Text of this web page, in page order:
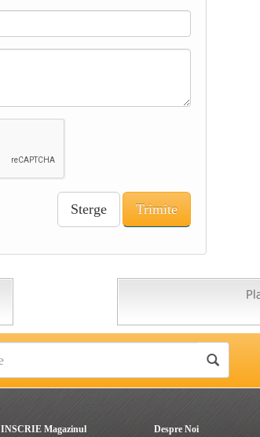
Sterge Trimite
INSCRIE Magazinul Despre Noi